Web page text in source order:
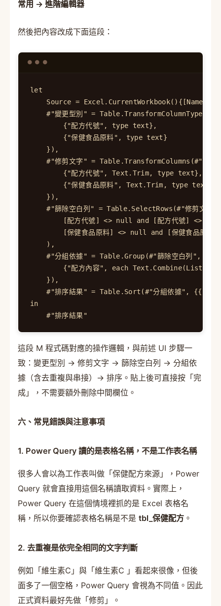
常用 → 進階編輯器
然後把內容改成下面這段：
let
Source =
#"變更型別" =
        {"配方代號", type text},
        {"保健食品原料", type text}
    }),
#"修剪文字" = Table.TransformColumns(#"變更
        {"配方代號", Text.Trim, type text},
        {"保健食品原料", Text.Trim, type text}
    }),
#"篩除空白列" = Table.SelectRows(#"修剪文字
[配方代號] <> null and [配方代號] <> ""
[保健食品原料] <> null and [保健食品原料
    ),
#"分組依據" = Table.Group(#"篩除空白列", {"
{"配方內容", each
    }),
#"排序結果" = Table.Sort(#"分組依據", {{"配
in
    #"排序結果"
這段 M 程式碼對應的操作邏輯，與前述 UI 步驟一
致：變更型別 → 修剪文字 → 篩除空白列 → 分組依
據（含去重複與串接）→ 排序。貼上後可直接按「完
成」，不需要額外刪除中間欄位。
六、常見錯誤與注意事項
1. Power Query 讀的是表格名稱，不是工作表名稱
很多人會以為工作表叫做「保健配方來源」，Power
Query 就會直接用這個名稱讀取資料。實際上，
Power Query 在這個情境裡抓的是 Excel 表格名
稱，所以你要確認表格名稱是不是 tbl_保健配方 。
2. 去重複是依完全相同的文字判斷
例如「維生素C」與「維生素C 」看起來很像，但後
面多了一個空格，Power Query 會視為不同值。因此
正式資料最好先做「修剪」。